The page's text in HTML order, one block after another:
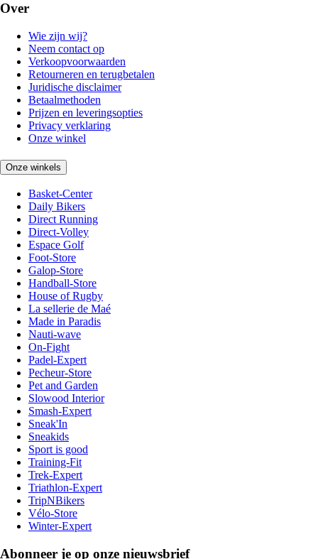
Over
Wie zijn wij?
Neem contact op
Verkoopvoorwaarden
Retourneren en terugbetalen
Juridische disclaimer
Betaalmethoden
Prijzen en leveringsopties
Privacy verklaring
Onze winkel
Onze winkels
Basket-Center
Daily Bikers
Direct Running
Direct-Volley
Espace Golf
Foot-Store
Galop-Store
Handball-Store
House of Rugby
La sellerie de Maé
Made in Paradis
Nauti-wave
On-Fight
Padel-Expert
Pecheur-Store
Pet and Garden
Slowood Interior
Smash-Expert
Sneak'In
Sneakids
Sport is good
Training-Fit
Trek-Expert
Triathlon-Expert
TripNBikers
Vélo-Store
Winter-Expert
Abonneer je op onze nieuwsbrief